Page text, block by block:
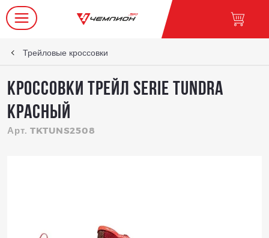
Трейловые кроссовки
КРОССОВКИ ТРЕЙЛ SERIE TUNDRA
Красный
Арт. TKTUNS2508